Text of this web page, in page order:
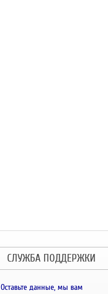
СЛУЖБА ПОДДЕРЖКИ
Оставьте данные, мы вам